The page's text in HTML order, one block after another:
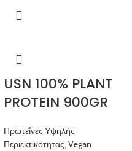
USN 100% PLANT
PROTEIN 900GR
Πρωτεΐνες Υψηλής
Περιεκτικότητας, Vegan